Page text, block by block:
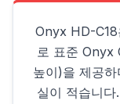
Onyx HD-C18
로 표준 Onyx
높이)을 제공하
실이 적습니